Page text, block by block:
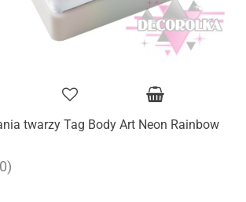
twarzy Tag Body Art Neon Rainbow